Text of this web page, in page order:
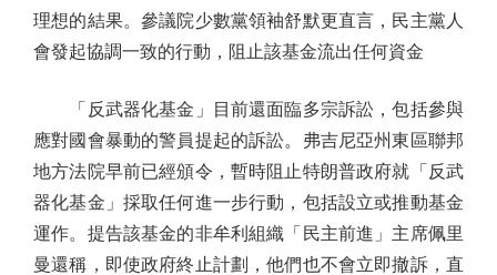
理想的結果。參議院少數黨領袖舒默更直言，民主黨人
會發起協調一致的行動，阻止該基金流出任何資金
「反武器化基金」目前還面臨多宗訴訟，包括參與
應對國會暴動的警員提起的訴訟。弗吉尼亞州東區聯邦
地方法院早前已經頒令，暫時阻止特朗普政府就「反武
器化基金」採取任何進一步行動，包括設立或推動基金
運作。提告該基金的非牟利組織「民主前進」主席佩里
曼還稱，即使政府終止計劃，他們也不會立即撤訴，直